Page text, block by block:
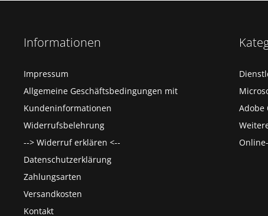
Informationen
Impressum
Allgemeine Geschäftsbedingungen mit
Kundeninformationen
Widerrufsbelehrung
--> Widerruf erklären <--
Datenschutzerklärung
Zahlungsarten
Versandkosten
Kontakt
Adobe